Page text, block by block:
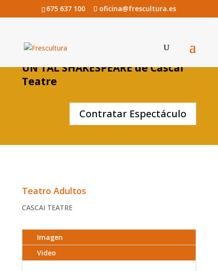
675 637 100 oficina@frescultura.es
UN TAL SHAKESPEARE de Cascai
Teatre
Contratar Espectáculo
Teatro Adultos
CASCAI TEATRE
Imagen
Video